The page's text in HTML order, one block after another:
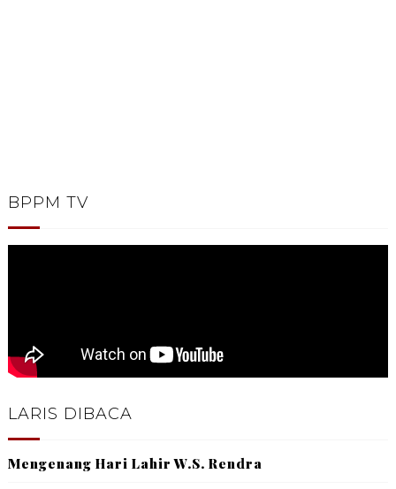
BPPM TV
LARIS DIBACA
Mengenang Hari Lahir W.S. Rendra